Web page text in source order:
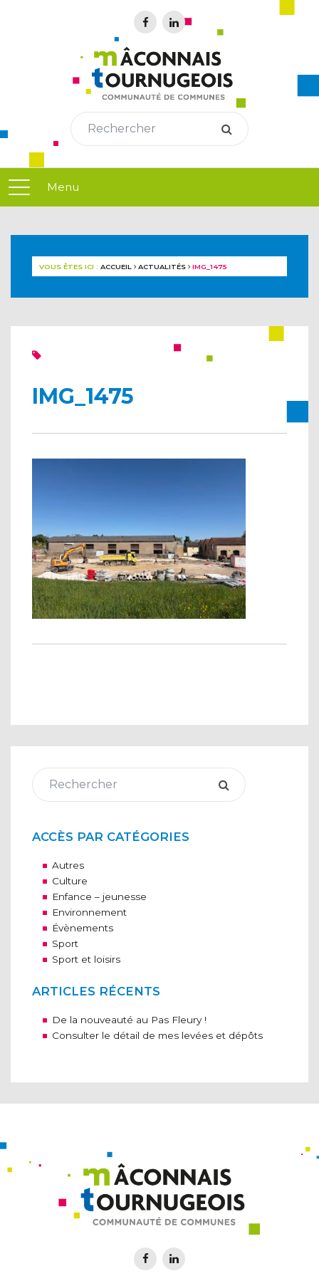
Menu
VOUS ÊTES ICI : ACCUEIL ACTUALITÉS IMG_1475
IMG_1475
ACCÈS PAR CATÉGORIES
Autres
Culture
Enfance – jeunesse
Environnement
Évènements
Sport
Sport et loisirs
ARTICLES RÉCENTS
De la nouveauté au Pas Fleury !
Consulter le détail de mes levées et dépôts